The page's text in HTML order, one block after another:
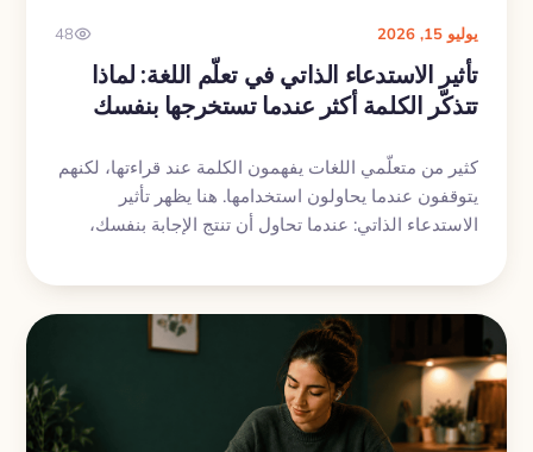
يوليو 15, 2026 48
تأثير الاستدعاء الذاتي في تعلّم اللغة: لماذا
تتذكّر الكلمة أكثر عندما تستخرجها بنفسك
كثير من متعلّمي اللغات يفهمون الكلمة عند قراءتها، لكنهم
يتوقفون عندما يحاولون استخدامها. هنا يظهر تأثير
الاستدعاء الذاتي: عندما تحاول أن تنتج الإجابة بنفسك،